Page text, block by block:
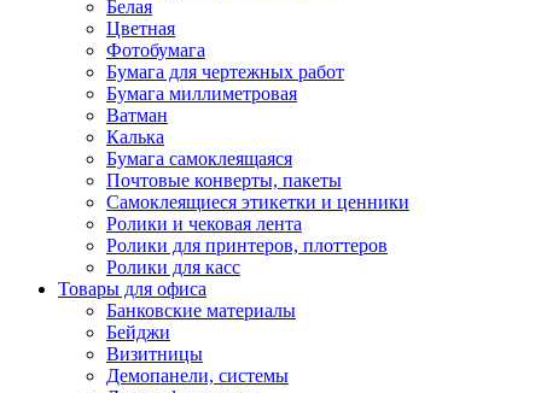
Белая
Цветная
Фотобумага
Бумага для чертежных работ
Бумага миллиметровая
Ватман
Калька
Бумага самоклеящаяся
Почтовые конверты, пакеты
Самоклеящиеся этикетки и ценники
Ролики и чековая лента
Ролики для принтеров, плоттеров
Ролики для касс
Товары для офиса
Банковские материалы
Бейджи
Визитницы
Демопанели, системы